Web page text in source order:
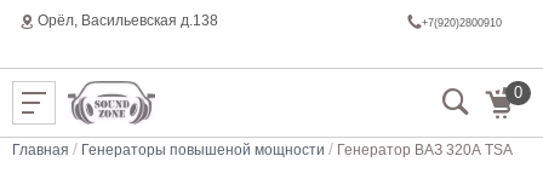
Орёл, Васильeвская д.138 +7(920)2800910
0
Главная / Генераторы повышеной мощности / Генератор ВАЗ 320А TSA